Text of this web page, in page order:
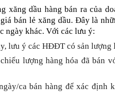
xăng dầu hàng bán ra của
bán lẻ xăng dầu. Đây là
ngày khác. Với các lưu ý:
lưu ý các HĐĐT có sản lượng
lượng hàng hóa đã bán
ca bán hàng để xác định